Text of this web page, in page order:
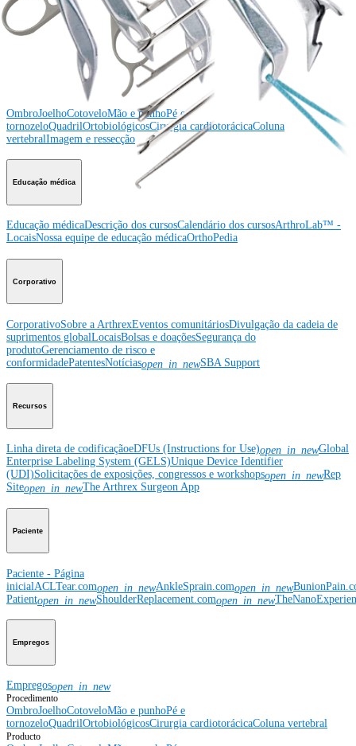
Ombro JoelhoCotovelo Mão e punho
Pé e
tornozelo
QuadrilOrtobiológicosCirurgia cardiotorácicaColuna vertebral
OmbroJoelhoCotoveloMão e punhoPé e
tornozeloQuadrilOrtobiológicosCirurgia cardiotorácicaColuna
vertebralImagem e ressecção
Educação médica
Educação médicaDescrição dos cursosCalendário dos cursosArthroLab™ -
LocaisNossa equipe de educação médicaOrthoPedia
Corporativo
CorporativoSobre a ArthrexEventos comunitáriosDivulgação da cadeia de
suprimentos globalLocaisBolsas e doaçõesSegurança do
produtoGerenciamento de risco e
conformidadePatentesNotíciasopen_in_newSBA Support
Recursos
Linha direta de codificaçãoeDFUs (Instructions for Use)open_in_newGlobal
Enterprise Labeling System (GELS)Unique Device Identifier
(UDI)Solicitações de exposições, congressos e workshopsopen_in_newRep
Siteopen_in_newThe Arthrex Surgeon App
Paciente
Paciente - Página
inicial ACLTear.comopen_in_newAnkleSprain.comopen_in_new
Patientopen_in_newShoulderReplacement.comopen_in_new
Empregos
Empregosopen_in_new
Procedimento
OmbroJoelhoCotoveloMão e punhoPé e
tornozeloQuadrilOrtobiológicosCirurgia cardiotorácicaColuna vertebral
Producto